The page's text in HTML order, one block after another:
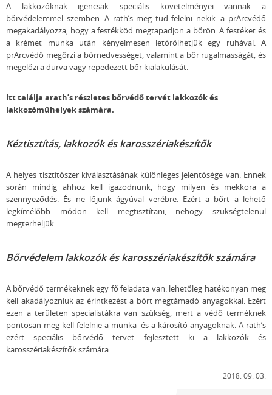
A lakkozóknak igencsak speciális követelményei vannak a
bőrvédelemmel szemben. A rath’s meg tud felelni nekik: a prArcvédő
megakadályozza, hogy a festékköd megtapadjon a bőrön. A festéket és
a krémet munka után kényelmesen letörölhetjük egy ruhával. A
prArcvédő megőrzi a bőrnedvességet, valamint a bőr rugalmasságát, és
megelőzi a durva vagy repedezett bőr kialakulását.
Itt találja arath’s részletes bőrvédő tervét lakkozók és
lakkozóműhelyek számára.
Kéztisztítás, lakkozók és karosszériakészítők
A helyes tisztítószer kiválasztásának különleges jelentősége van. Ennek
során mindig ahhoz kell igazodnunk, hogy milyen és mekkora a
szennyeződés. És ne lőjünk ágyúval verébre. Ezért a bőrt a lehető
legkímélőbb módon kell megtisztítani, nehogy szükségtelenül
megterheljük.
Bőrvédelem lakkozók és karosszériakészítők számára
A bőrvédő termékeknek egy fő feladata van: lehetőleg hatékonyan meg
kell akadályozniuk az érintkezést a bőrt megtámadó anyagokkal. Ezért
ezen a területen specialistákra van szükség, mert a védő terméknek
pontosan meg kell felelnie a munka- és a károsító anyagoknak. A rath’s
ezért speciális bőrvédő tervet fejlesztett ki a lakkozók és
karosszériakészítők számára.
2018. 09. 03.